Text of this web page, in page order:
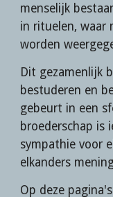
menselijk
in rituelen, waar
worden
Dit gezamenlijk
bestuderen en
gebeurt in een
broederschap is
sympathie voor
elkanders
Op deze